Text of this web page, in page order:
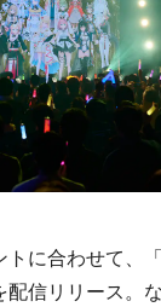
に合わせて、
配信リリース。